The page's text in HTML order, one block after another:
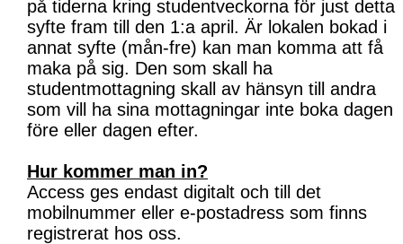
på tiderna kring studentveckorna för just detta
syfte fram till den 1:a april. Är lokalen bokad i
annat syfte (mån-fre) kan man komma att få
maka på sig. Den som skall ha
studentmottagning skall av hänsyn till andra
som vill ha sina mottagningar inte boka dagen
före eller dagen efter.
Hur kommer man in?
Access ges endast digitalt och till det
mobilnummer eller e-postadress som finns
registrerat hos oss.